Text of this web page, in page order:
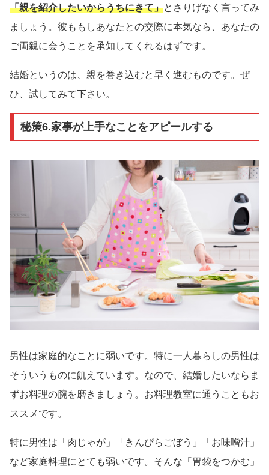
「親を紹介したいからうちにきて」とさりげなく言ってみ
ましょう。彼ももしあなたとの交際に本気なら、あなたの
ご両親に会うことを承知してくれるはずです。
結婚というのは、親を巻き込むと早く進むものです。ぜ
ひ、試してみて下さい。
秘策6.家事が上手なことをアピールする
男性は家庭的なことに弱いです。特に一人暮らしの男性は
そういうものに飢えています。なので、結婚したいならま
ずお料理の腕を磨きましょう。お料理教室に通うこともお
ススメです。
特に男性は「肉じゃが」「きんぴらごぼう」「お味噌汁」
など家庭料理にとても弱いです。そんな「胃袋をつかむ」